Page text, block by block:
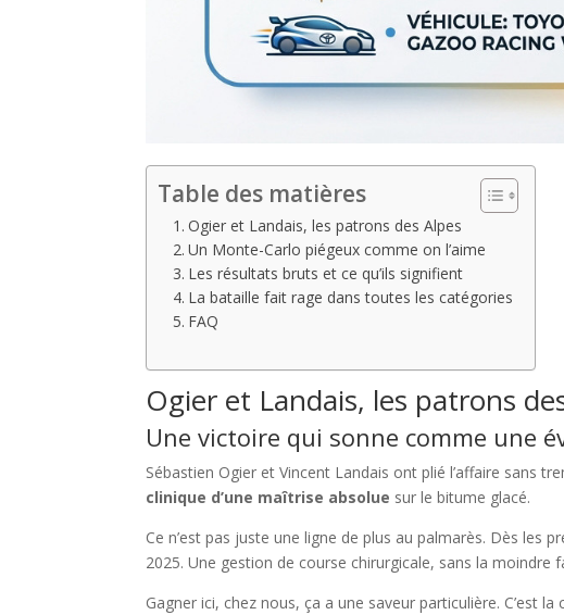
Table des matières
Ogier et Landais, les patrons des Alpes
Un Monte-Carlo piégeux comme on l’aime
Les résultats bruts et ce qu’ils signifient
La bataille fait rage dans toutes les catégories
FAQ
Ogier et Landais, les patrons
Une victoire qui sonne comme une
Sébastien Ogier et Vincent Landais ont plié l’affaire sans
clinique d’une maîtrise absolue sur le bitume glacé.
Ce n’est pas juste une ligne de plus au palmarès. Dès les
2025. Une gestion de course chirurgicale, sans la moindre
Gagner ici, chez nous, ça a une saveur particulière. C’est